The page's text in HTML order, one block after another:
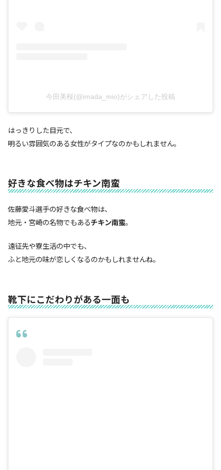
今田美桜(@imada_mio)がシェアした投稿
はっきりした目元で、
明るい雰囲気のある女性がタイプなのかもしれません。
好きな食べ物はチキン南蛮
佐藤愛斗選手の好きな食べ物は、
地元・宮崎の名物でもあるチキン南蛮。
遠征先や寮生活の中でも、
ふと地元の味が恋しくなるのかもしれませんね。
靴下にこだわりがある一面も